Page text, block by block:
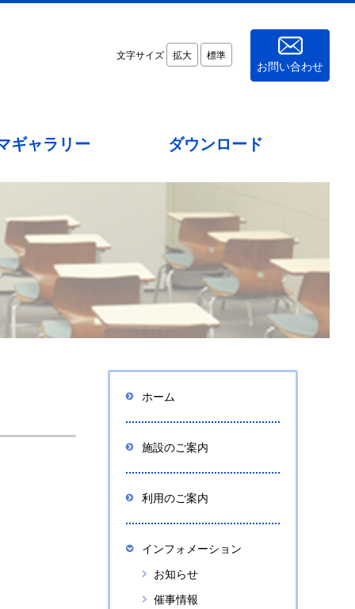
文字サイズ 拡大 標準
お問い合わせ
ギャラリー ダウンロード
ホーム
施設のご案内
利用のご案内
インフォメーション
お知らせ
催事情報